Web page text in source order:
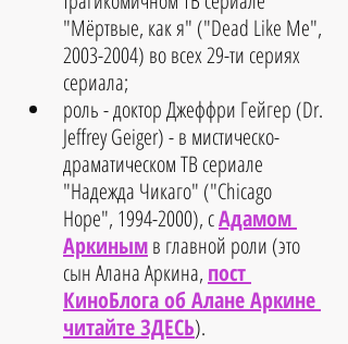
"Мёртвые, как я" ("Dead Like Me",
2003-2004) во всех 29-ти сериях
сериала;
роль - доктор Джеффри Гейгер (Dr.
Jeffrey Geiger) - в мистическо-
драматическом ТВ сериале
"Надежда Чикаго" ("Chicago
Hope", 1994-2000), с Адамом
Аркиным в главной роли (это
сын Алана Аркина, пост
КиноБлога об Алане Аркине
читайте ЗДЕСЬ).